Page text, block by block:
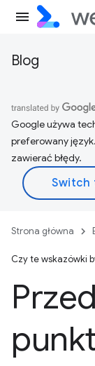
Blog
Google używa
preferowany
zawierać błędy.
Strona główna
Czy te wskazówki